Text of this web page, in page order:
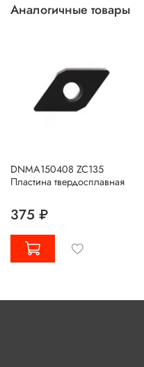
Аналогичные товары
DNMA150408 ZC135
Пластина твердосплавная
375 ₽